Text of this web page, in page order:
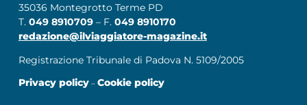
35036 Montegrotto Terme PD
T. 049 8910709 – F. 049 8910170
redazione@ilviaggiatore-magazine.it
Registrazione Tribunale di Padova N. 5109/2005
Privacy policy– Cookie policy